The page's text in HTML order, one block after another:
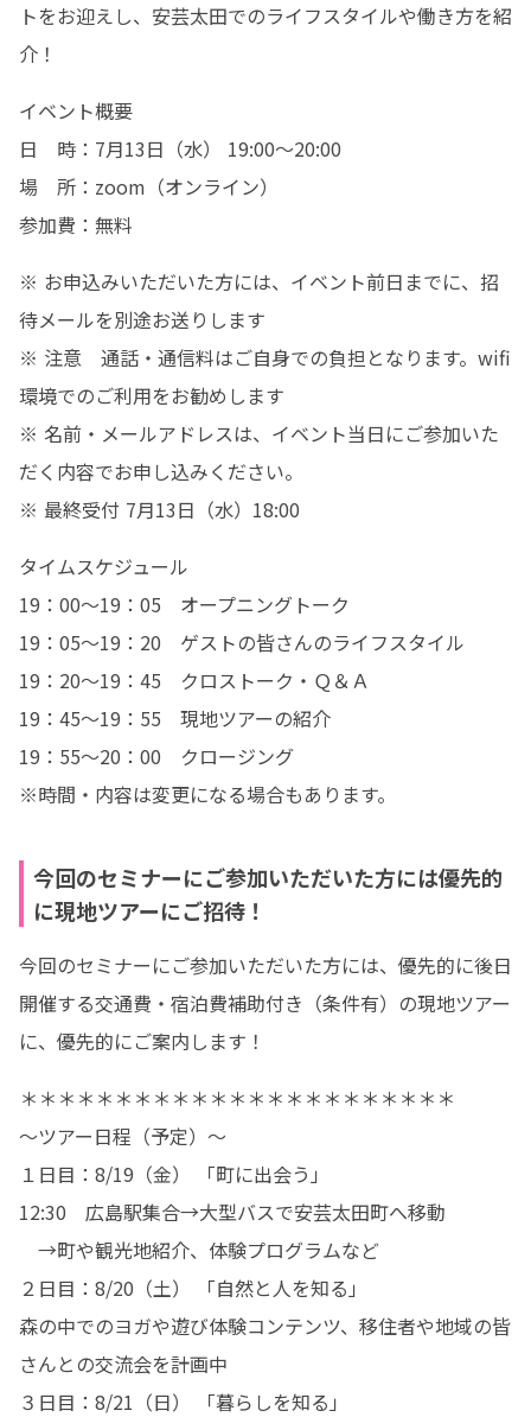
トをお迎えし、安芸太田でのライフスタイルや働き方を紹
介！
イベント概要
日　時：7月13日（水） 19:00～20:00
場　所：zoom（オンライン）
参加費：無料
※ お申込みいただいた方には、イベント前日までに、招
待メールを別途お送りします
※ 注意　通話・通信料はご自身での負担となります。wifi
環境でのご利用をお勧めします
※ 名前・メールアドレスは、イベント当日にご参加いた
だく内容でお申し込みください。
※ 最終受付 7月13日（水）18:00
タイムスケジュール
19：00〜19：05　オープニングトーク
19：05〜19：20　ゲストの皆さんのライフスタイル
19：20〜19：45　クロストーク・Ｑ＆Ａ
19：45～19：55　現地ツアーの紹介
19：55～20：00　クロージング
※時間・内容は変更になる場合もあります。
今回のセミナーにご参加いただいた方には優先的
に現地ツアーにご招待！
今回のセミナーにご参加いただいた方には、優先的に後日
開催する交通費・宿泊費補助付き（条件有）の現地ツアー
に、優先的にご案内します！
＊＊＊＊＊＊＊＊＊＊＊＊＊＊＊＊＊＊＊＊＊＊＊
～ツアー日程（予定）～
１日目：8/19（金） 「町に出会う」
12:30　広島駅集合→大型バスで安芸太田町へ移動
→町や観光地紹介、体験プログラムなど
２日目：8/20（土） 「自然と人を知る」
森の中でのヨガや遊び体験コンテンツ、移住者や地域の皆
さんとの交流会を計画中
３日目：8/21（日） 「暮らしを知る」